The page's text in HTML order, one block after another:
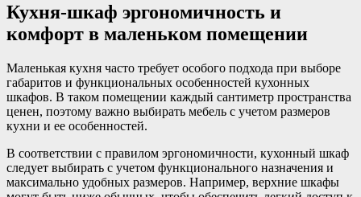
Кухня-шкаф эргономичность и
комфорт в маленьком помещении
Маленькая кухня часто требует особого подхода при выборе
габаритов и функциональных особенностей кухонных
шкафов. В таком помещении каждый сантиметр пространства
ценен, поэтому важно выбирать мебель с учетом размеров
кухни и ее особенностей.
В соответствии с правилом эргономичности, кухонный шкаф
следует выбирать с учетом функционального назначения и
максимально удобных размеров. Например, верхние шкафы